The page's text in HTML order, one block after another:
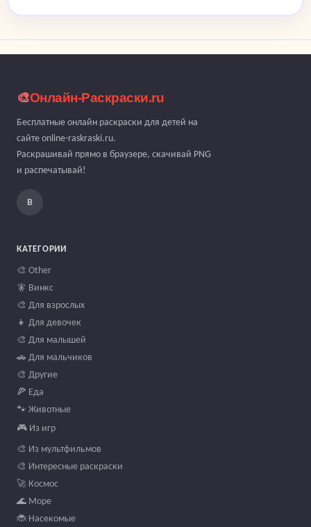
🎨Онлайн-Раскраски.ru
Бесплатные онлайн раскраски для детей на
сайте online-raskraski.ru.
Раскрашивай прямо в браузере, скачивай PNG
и распечатывай!
В
КАТЕГОРИИ
🎨 Other
🧚 Винкс
🎨 Для взрослых
👧 Для девочек
🎨 Для малышей
🚗 Для мальчиков
🎨 Другие
🍕 Еда
🐾 Животные
🎮 Из игр
🎨 Из мультфильмов
🎨 Интересные раскраски
🚀 Космос
🌊 Море
🐞 Насекомые